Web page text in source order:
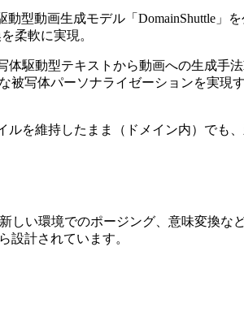
型動画生成モデル「DomainShuttle」
柔軟に実現。
体駆動型テキストから動画への生成手法
写体パーソナライゼーションを実現
ルを維持したまま（ドメイン内）でも
しい環境でのポージング、意味変換な
設計されています。